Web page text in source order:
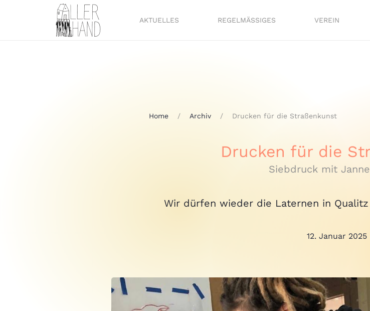
AKTUELLES REGELMÄSSIGES VEREIN
Home Archiv Drucken für die Straßenkunst
Drucken für die
Siebdruck mit
Wir dürfen wieder die Laternen in
12. Januar 2025